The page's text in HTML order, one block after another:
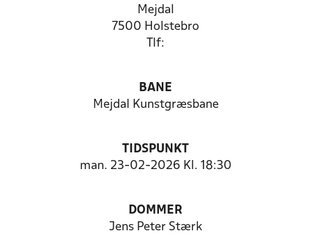
Mejdal
7500 Holstebro
Tlf:
BANE
Mejdal Kunstgræsbane
TIDSPUNKT
man. 23-02-2026 Kl. 18:30
DOMMER
Jens Peter Stærk